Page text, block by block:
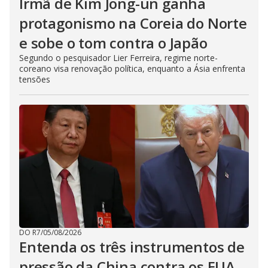
protagonismo na Coreia do Norte
e sobe o tom contra o Japão
Segundo o pesquisador Lier Ferreira, regime norte-
coreano visa renovação política, enquanto a Ásia enfrenta
tensões
DO R7/05/08/2026
Entenda os três instrumentos de